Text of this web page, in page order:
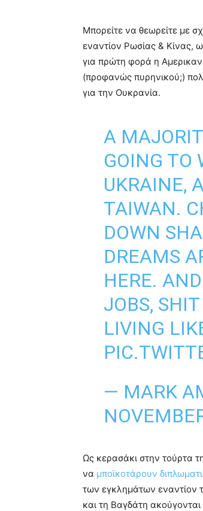
Μπορείτε να θεωρείτε με
εναντίον Ρωσίας & Κίνας,
για πρώτη φορά η
(προφανώς πυρηνικού;)
για την Ουκρανία.
A
GOING TO
UKRAINE,
TAIWAN.
DOWN
DREAMS
HERE.
JOBS,
LIVING
— MARK
Ως κερασάκι στην τούρτα
να μποϊκοτάρουν
των εγκλημάτων εναντίον
και τη Βαγδάτη